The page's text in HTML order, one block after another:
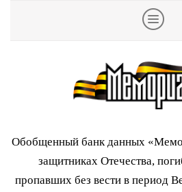
Обобщенный банк данных
защитниках Отечества,
пропавших без вести в период